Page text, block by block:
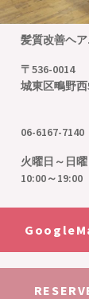
髪質改善ヘ
〒536-0014
城東区鴫野西
06-6167-7140
火曜日～日曜
10:00～19:00